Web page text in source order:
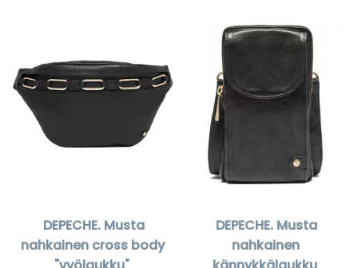
DEPECHE. Musta
nahkainen cross body
DEPECHE. Musta
nahkainen